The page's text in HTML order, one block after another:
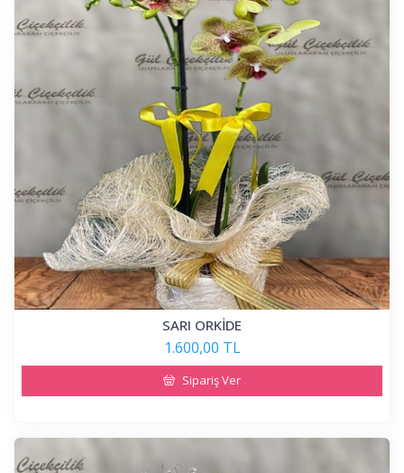
SARI ORKİDE
1.600,00 TL
Sipariş Ver